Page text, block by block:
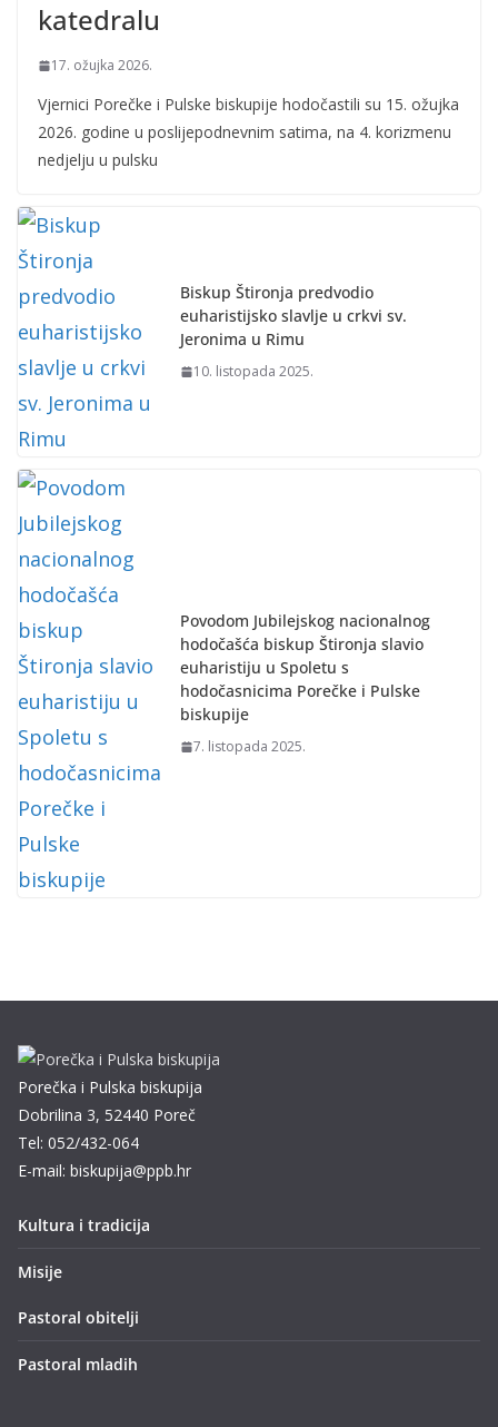
katedralu
17. ožujka 2026.
Vjernici Porečke i Pulske biskupije hodočastili su 15. ožujka
2026. godine u poslijepodnevnim satima, na 4. korizmenu
nedjelju u pulsku
Biskup Štironja predvodio
euharistijsko slavlje u crkvi sv.
Jeronima u Rimu
10. listopada 2025.
Povodom Jubilejskog nacionalnog
hodočašća biskup Štironja slavio
euharistiju u Spoletu s
hodočasnicima Porečke i Pulske
biskupije
7. listopada 2025.
Porečka i Pulska biskupija
Dobrilina 3, 52440 Poreč
Tel: 052/432-064
E-mail: biskupija@ppb.hr
Kultura i tradicija
Misije
Pastoral obitelji
Pastoral mladih